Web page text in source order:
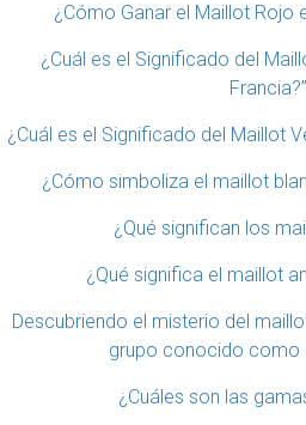
¿Cómo Ganar el Maillot Rojo
¿Cuál es el Significado del
Francia?”
¿Cuál es el Significado del Maillot
¿Cómo simboliza el maillot
¿Qué significan los
¿Qué significa el maillot
Descubriendo el misterio del
grupo conocido como
¿Cuáles son las